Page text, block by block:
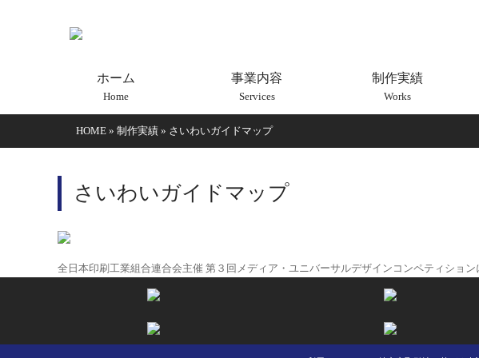
ホーム
Home
事業内容
Services
制作実績
Works
HOME» 制作実績» さいわいガイドマップ
さいわいガイドマップ
全日本印刷工業組合連合会主催 第３回メディア・ユニバーサルデザインコンペティショ